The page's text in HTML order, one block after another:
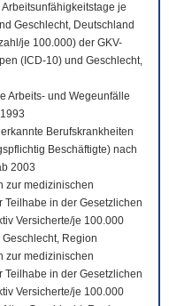
je
Geschlecht, Deutschland
je 100.000) der GKV-
(ICD-10) und Geschlecht,
Arbeits- und Wegeunfälle
Berufskrankheiten
Beschäftigte) nach
2003
zur medizinischen
in der Gesetzlichen
Versicherte/je 100.000
Region
zur medizinischen
in der Gesetzlichen
Versicherte/je 100.000